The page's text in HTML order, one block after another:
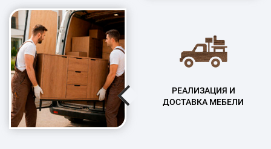
РЕАЛИЗАЦИЯ И
ДОСТАВКА МЕБЕЛИ